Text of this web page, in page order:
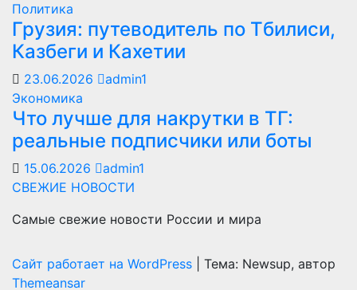
Политика
Грузия: путеводитель по Тбилиси,
Казбеги и Кахетии
23.06.2026
admin1
Экономика
Что лучше для накрутки в ТГ:
реальные подписчики или боты
15.06.2026
admin1
СВЕЖИЕ НОВОСТИ
Самые свежие новости России и мира
Сайт работает на WordPress
Тема: Newsup, автор
Themeansar